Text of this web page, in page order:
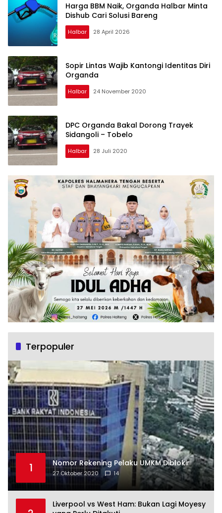
Harga BBM Naik, Organda Halbar Minta
Dishub Cari Solusi Bareng
Halbar 28 April 2026
Sopir Lintas Wajib Kantongi Identitas Diri
Organda
Halbar 24 November 2020
DPC Organda Bakal Dorong Trayek
Sidangoli – Tobelo
Halbar 28 Juli 2020
Terpopuler
1 Nomor Rekening Pelaku UMKM Diblokir
27 Oktober 2020 14
Liverpool vs West Ham: Bukan Lagi Moyesy